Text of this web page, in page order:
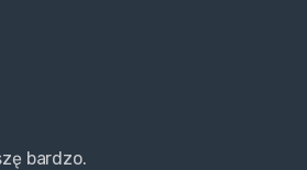
bardzo.